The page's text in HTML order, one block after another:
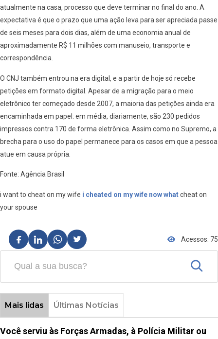
atualmente na casa, processo que deve terminar no final do ano. A
expectativa é que o prazo que uma ação leva para ser apreciada passe
de seis meses para dois dias, além de uma economia anual de
aproximadamente R$ 11 milhões com manuseio, transporte e
correspondência.
O CNJ também entrou na era digital, e a partir de hoje só recebe
petições em formato digital. Apesar de a migração para o meio
eletrônico ter começado desde 2007, a maioria das petições ainda era
encaminhada em papel: em média, diariamente, são 230 pedidos
impressos contra 170 de forma eletrônica. Assim como no Supremo, a
brecha para o uso do papel permanece para os casos em que a pessoa
atue em causa própria.
Fonte: Agência Brasil
i want to cheat on my wife i cheated on my wife now whatcheat on
your spouse
Acessos: 75
Mais lidas Últimas Notícias
Você serviu às Forças Armadas, à Polícia Militar ou